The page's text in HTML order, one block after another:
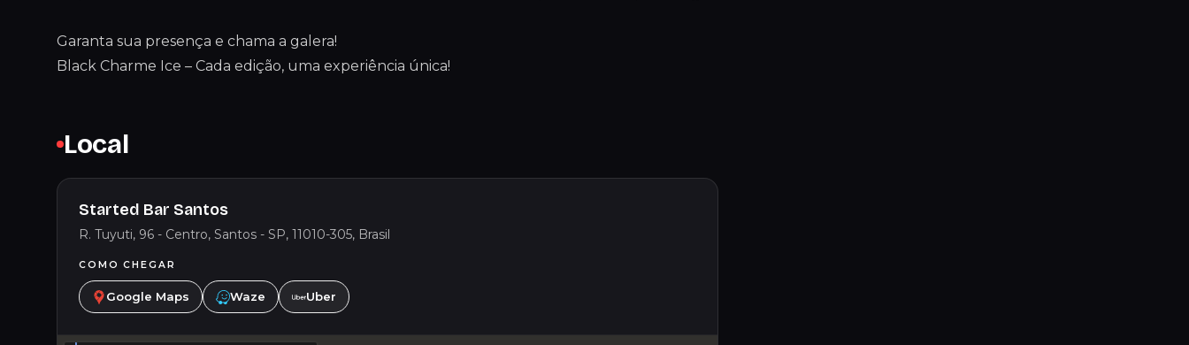
Garanta sua presença e chama a galera!
Black Charme Ice – Cada edição, uma experiência única!
Local
Started Bar Santos
R. Tuyuti, 96 - Centro, Santos - SP, 11010-305, Brasil
COMO CHEGAR
Google Maps Waze Uber